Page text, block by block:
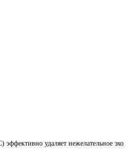
эффективно удаляет нежелательное эхо